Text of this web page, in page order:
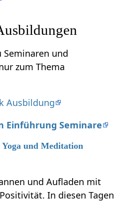
Seminaren und
zum Thema
Ausbildung
Einführung Seminare
Yoga und Meditation
und Aufladen mit
In diesen Tagen